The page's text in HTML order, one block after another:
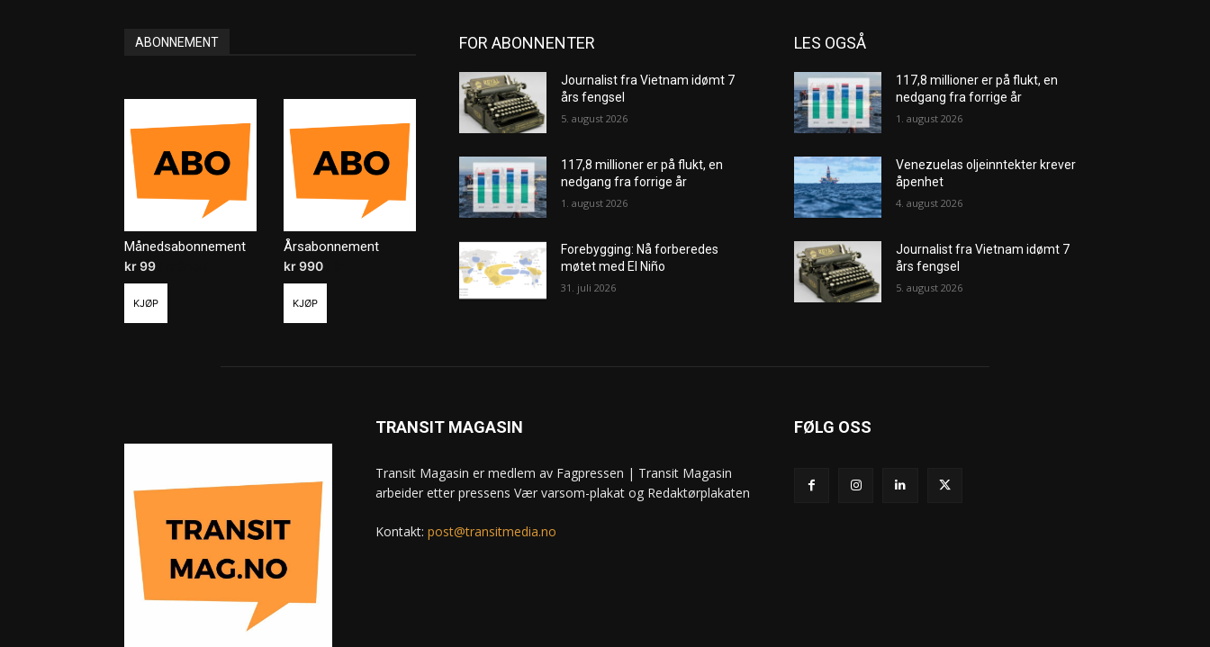
ABONNEMENT
Månedsabonnement
kr99
KJØP
Årsabonnement
kr990
KJØP
FOR ABONNENTER
Journalist fra Vietnam idømt 7
års fengsel
5. august 2026
117,8 millioner er på flukt, en
nedgang fra forrige år
1. august 2026
Forebygging: Nå forberedes
møtet med El Niño
31. juli 2026
LES OGSÅ
117,8 millioner er på flukt, en
nedgang fra forrige år
1. august 2026
Venezuelas oljeinntekter krever
åpenhet
4. august 2026
Journalist fra Vietnam idømt 7
års fengsel
5. august 2026
TRANSIT MAGASIN
Transit Magasin er medlem av Fagpressen | Transit Magasin
arbeider etter pressens Vær varsom-plakat og Redaktørplakaten
Kontakt: post@transitmedia.no
FØLG OSS